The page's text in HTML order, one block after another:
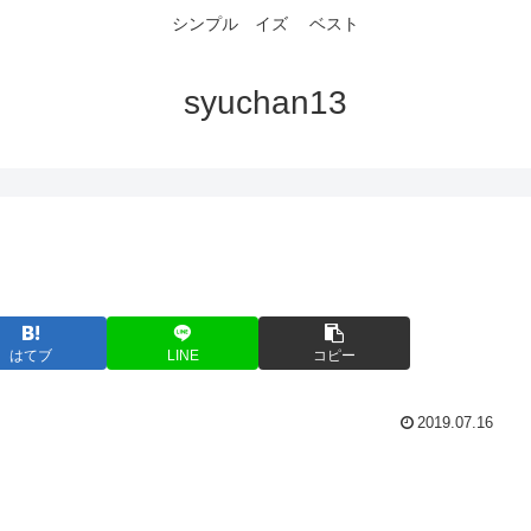
シンプル イズ ベスト
syuchan13
はてブ LINE コピー
2019.07.16